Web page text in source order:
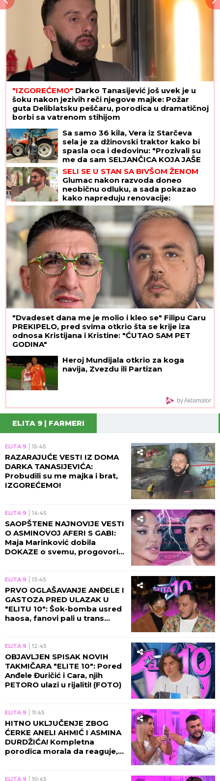
"IZGOREĆEMO" Darko Tanasijević još uvek je u
šoku nakon jezivih reči njegove majke: Požar
guta Deliblatsku peščaru, porodica u dramatičnoj
borbi sa vatrenom stihijom
Sa samo 36 kila, Vera iz Starčeva
sela je za džinovski traktor kako bi
spasla oca i dedovinu: "Prozivali su
me da sam SELJANČICA KOJA JAŠE
SVINJE, a ja sam uspešnija od 60%
muškaraca"
SELI SE U STAN SA BIVŠOM ŽENOM
Glumac nakon razvoda doneo
neobičnu odluku, a sada pokazao
kako napreduju renovacije:
"Nadgledanje"
"Dvadeset dana me je molio i kleo se" Filipu Caru
PREKIPELO, pred svima otkrio šta se krije iza
odnosa Kristijana i Kristine: "ĆUTAO SAM PET
GODINA"
Heroj Mundijala otkrio za koga
navija, Zvezdu ili Partizan
by Aklamator
ELITA 9 | FARMERI
ELITA 9 15:45
RAZARAJUĆE VESTI IZ DOMA
DARKA TANASIJEVIĆA:
Probudili su me majka i brat,
IZGOREĆEMO!
ELITA 9 14:45
SAOPŠTENE NAJNOVIJE VESTI
O ASMINOVOJ AFERI S GABI:
Maja Marinković dobila
DOKAZE o svemu, progovorila
ELITA 9 13:45
PRVO OGLAŠAVANJE ANĐELE I
GASTOZA PRED ULAZAK U
"ELITU 10": Šok-bomba usred
haosa, fanovi pali u trans
ELITA 9 12:45
OBJAVLJEN SPISAK NOVIH
TAKMIČARA "ELITE 10": Pored
Anđele Đuričić i Cara, njih
PETORO ulazi u rijaliti! (FOTO)
ELITA 9 11:45
HITNO UKLJUČENJE ZBOG
ĆERKE ANELI AHMIĆ I ASMINA
DURDŽIĆA! Kompletna
porodica morala da reaguje,
ELITA 9 10:45